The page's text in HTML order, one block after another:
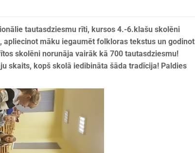
tautasdziesmu rīti, kursos 4.-6.klašu skolēni
māku iegaumēt folkloras tekstus un godinot
skolēni norunāja vairāk kā 700 tautasdziesmu!
skaits, kopš skolā iedibināta šāda tradīcija! Paldies